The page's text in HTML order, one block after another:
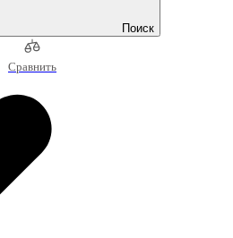
Поиск
Сравнить